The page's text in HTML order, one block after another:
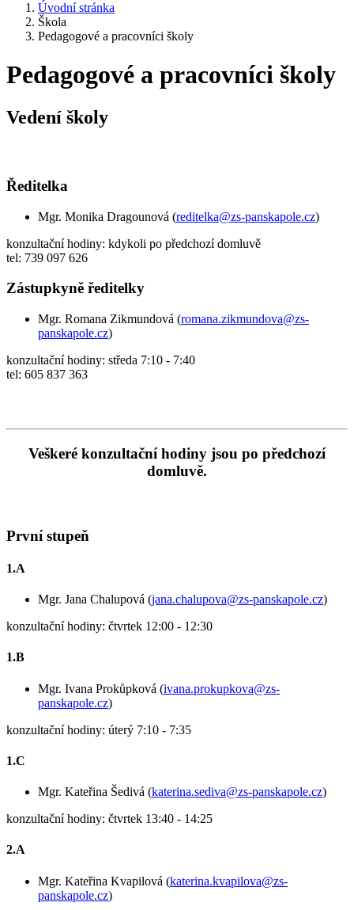
Úvodní stránka
Škola
Pedagogové a pracovníci školy
Pedagogové a pracovníci školy
Vedení školy
Ředitelka
Mgr. Monika Dragounová (reditelka@zs-panskapole.cz)
konzultační hodiny: kdykoli po předchozí domluvě
tel: 739 097 626
Zástupkyně ředitelky
Mgr. Romana Zikmundová (romana.zikmundova@zs-
panskapole.cz)
konzultační hodiny: středa 7:10 - 7:40
tel: 605 837 363
Veškeré konzultační hodiny jsou po předchozí
domluvě.
První stupeň
1.A
Mgr. Jana Chalupová (jana.chalupova@zs-panskapole.cz)
konzultační hodiny: čtvrtek 12:00 - 12:30
1.B
Mgr. Ivana Prokůpková (ivana.prokupkova@zs-
panskapole.cz)
konzultační hodiny: úterý 7:10 - 7:35
1.C
Mgr. Kateřina Šedivá (katerina.sediva@zs-panskapole.cz)
konzultační hodiny: čtvrtek 13:40 - 14:25
2.A
Mgr. Kateřina Kvapilová (katerina.kvapilova@zs-
panskapole.cz)